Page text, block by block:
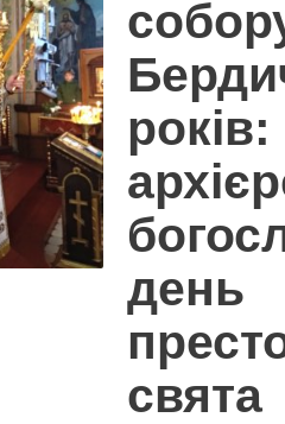
років:
день
свята